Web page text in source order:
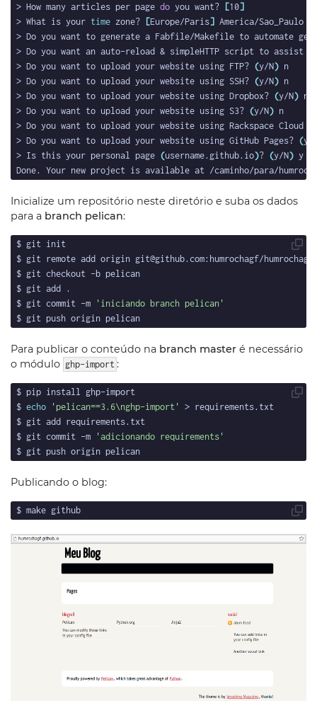
> How many articles per page do you want? [10]
> What is your time zone? [Europe/Paris]
> Do you want to generate a Fabfile/Makefile to automate
> Do you want an auto-reload & simpleHTTP script to assist
> Do you want to upload your website using FTP? (y/N)
> Do you want to upload your website using SSH? (y/N)
> Do you want to upload your website using Dropbox? (y/N)
> Do you want to upload your website using S3? (y/N)
> Do you want to upload your website using Rackspace Cloud
> Do you want to upload your website using GitHub Pages? (y/
> Is this your personal page (username.github.io)? (y/N)
Inicialize um repositório neste diretório e suba os dados
para a branch pelican:
$ git commit -m
'iniciando branch pelican'
Para publicar o conteúdo na branch master é necessário
o módulo ghp-import :
$ echo 'pelican==3.6\nghp-import'
$ git commit -m
'adicionando requirements'
Publicando o blog: